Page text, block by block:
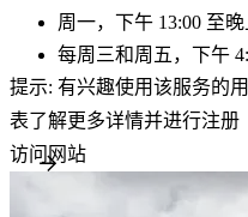
周一，下午 13:00 至晚
每周三和周五，下午
提示: 有兴趣使用该服务的
表了解更多详情并进行注册
访问网站